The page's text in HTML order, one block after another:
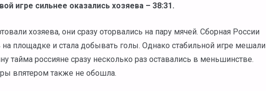
игре сильнее оказались хозяева – 38:31.
хозяева, они сразу оторвались на пару мячей. Сборная России
на площадке и стала добывать голы. Однако стабильной игре мешали
тайма россияне сразу несколько раз оставались в меньшинстве.
впятером также не обошла.